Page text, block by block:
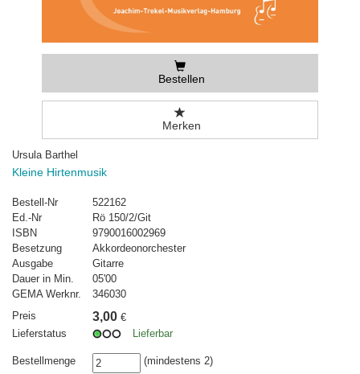
Bestellen
Merken
Ursula Barthel
Kleine Hirtenmusik
Bestell-Nr
522162
Ed.-Nr
Rö 150/2/Git
ISBN
9790016002969
Besetzung
Akkordeonorchester
Ausgabe
Gitarre
Dauer in Min.
05'00
GEMA Werknr.
346030
Preis
3,00 €
Lieferstatus
Lieferbar
Bestellmenge (mindestens 2)